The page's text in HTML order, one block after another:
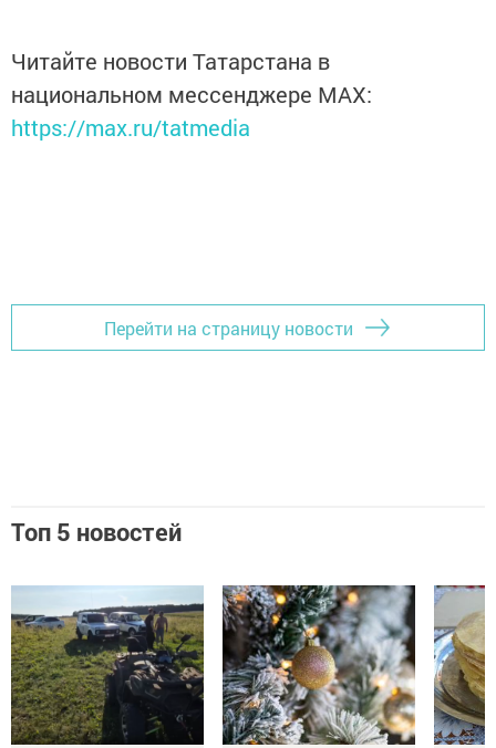
Читайте новости Татарстана в
национальном мессенджере MАХ:
https://max.ru/tatmedia
Перейти на страницу новости
Топ 5 новостей